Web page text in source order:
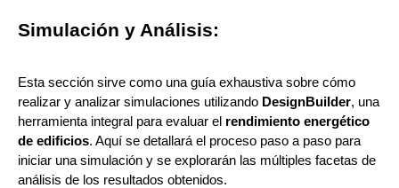
Simulación y Análisis:
Esta sección sirve como una guía exhaustiva sobre cómo
realizar y analizar simulaciones utilizando DesignBuilder, una
herramienta integral para evaluar el rendimiento energético
de edificios. Aquí se detallará el proceso paso a paso para
iniciar una simulación y se explorarán las múltiples facetas de
análisis de los resultados obtenidos.